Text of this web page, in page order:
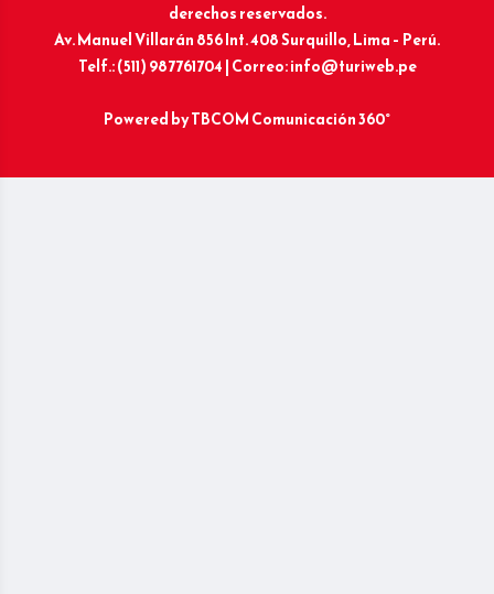
derechos reservados.
Av. Manuel Villarán 856 Int. 408 Surquillo, Lima – Perú.
Telf.: (511) 987761704 | Correo: info@turiweb.pe
Powered byTBCOM Comunicación 360°